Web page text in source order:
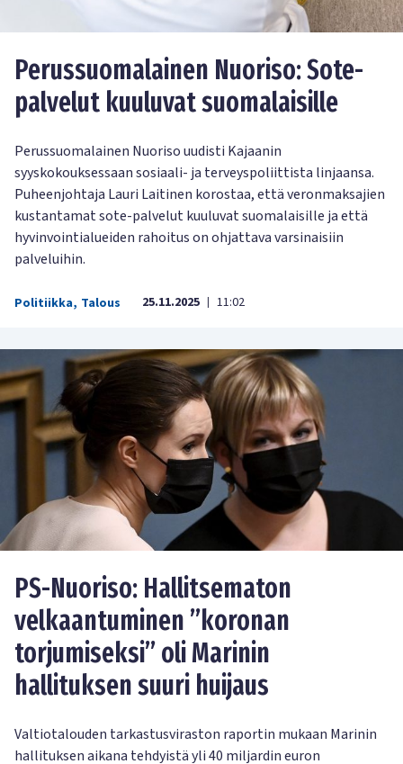
Perussuomalainen Nuoriso: Sote-
palvelut kuuluvat suomalaisille
Perussuomalainen Nuoriso uudisti Kajaanin
syyskokouksessaan sosiaali- ja terveyspoliittista linjaansa.
Puheenjohtaja Lauri Laitinen korostaa, että veronmaksajien
kustantamat sote-palvelut kuuluvat suomalaisille ja että
hyvinvointialueiden rahoitus on ohjattava varsinaisiin
palveluihin.
Politiikka, Talous 25.11.2025 | 11:02
PS-Nuoriso: Hallitsematon
velkaantuminen ”koronan
torjumiseksi” oli Marinin
hallituksen suuri huijaus
Valtiotalouden tarkastusviraston raportin mukaan Marinin
hallituksen aikana tehdyistä yli 40 miljardin euron